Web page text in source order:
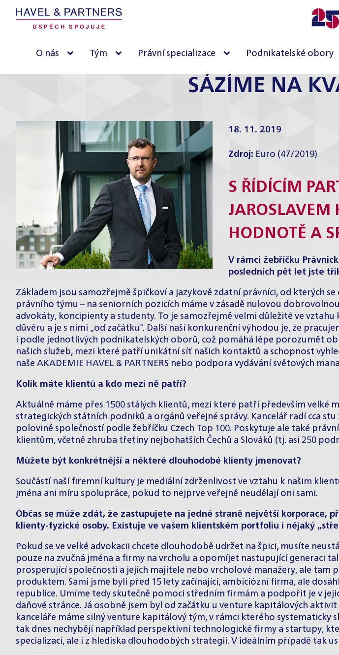
O nás Tým Právní specializace Podnikatelské obory
SÁZÍME NA
18. 11. 2019
Zdroj: Euro (47/2019)
S ŘÍDÍCÍM
JAROSLAVEM
HODNOTĚ A
V rámci žebříčku
posledních pět let jste
Základem jsou samozřejmě špičkoví a jazykově zdatní právníci, od kterých
právního týmu – na seniorních pozicích máme v zásadě nulovou
advokáty, koncipienty a studenty. To je samozřejmě velmi důležité ve
důvěru a je s nimi „od začátku“. Další naší konkurenční výhodou je, že
i podle jednotlivých podnikatelských oborů, což pomáhá lépe porozumět
našich služeb, mezi které patří unikátní síť našich kontaktů a schopnost
naše AKADEMIE HAVEL & PARTNERS nebo podpora vydávání světových
Kolik máte klientů a kdo mezi ně patří?
Aktuálně máme přes 1500 stálých klientů, mezi které patří především velké
strategických státních podniků a orgánů veřejné správy. Kancelář radí cca
polovině společností podle žebříčku Czech Top 100. Poskytuje ale také
klientům, včetně zhruba třetiny nejbohatších Čechů a Slováků (tj. asi 250
Můžete být konkrétnější a některé dlouhodobé klienty jmenovat?
Součástí naší firemní kultury je mediální zdrženlivost ve vztahu k našim
jména ani míru spolupráce, pokud to nejprve veřejně neudělají oni sami.
Občas se může zdát, že zastupujete na jedné straně největší
klienty-fyzické osoby. Existuje ve vašem klientském portfoliu i nějaký
Pokud se ve velké advokacii chcete dlouhodobě udržet na špici, musíte
pouze na zvučná jména a firmy na vrcholu a opomíjet nastupující generaci
prosperující společnosti a jejich majitele nebo vrcholové manažery, ale
produktem. Sami jsme byli před 15 lety začínající, ambiciózní firma, ale
republice. Umíme tedy skutečně pomoci středním firmám a podpořit je v
daňové stránce. Já osobně jsem byl od začátku u venture kapitálových aktivit
kanceláře máme silný venture kapitálový tým, v rámci kterého
tak dnes nechybějí například perspektivní technologické firmy a startupy,
specializací, ale i z hlediska dlouhodobých strategií. V ideálním případě tak